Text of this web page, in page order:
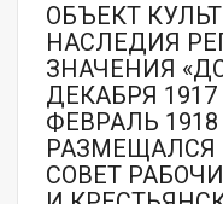
ОБЪЕКТ
НАСЛЕДИЯ
ЗНАЧЕНИЯ
ДЕКАБРЯ
ФЕВРАЛЬ
СОВЕТ